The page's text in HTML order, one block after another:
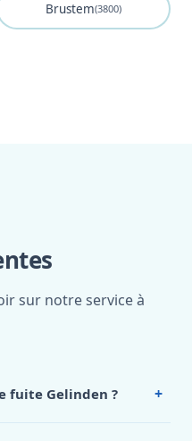
Brustem(3800)
sur notre service à
fuite Gelinden ? +